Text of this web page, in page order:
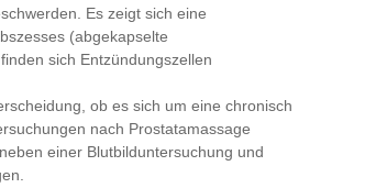
Es zeigt sich eine
(abgekapselte
sich Entzündungszellen
ob es sich um eine chronisch
nach Prostatamassage
einer Blutbilduntersuchung und